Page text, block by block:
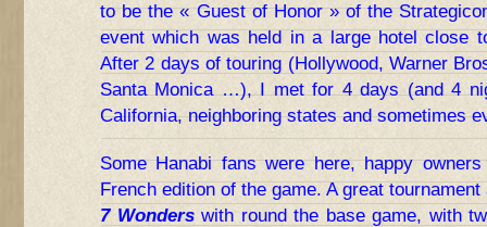
to be the « Guest of Honor » of the
event which was held in a large hotel close
After 2 days of touring (Hollywood, Warner
Santa Monica …), I met for 4 days (and 4
California, neighboring states and sometimes
Some Hanabi fans were here, happy
French edition of the game. A great
7 Wonderswith round the base game, with